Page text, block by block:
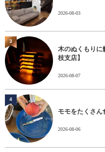
2026-08-03
木のぬくもりに
枝支店】
2026-08-07
3
モモをたくさん
2026-08-06
4